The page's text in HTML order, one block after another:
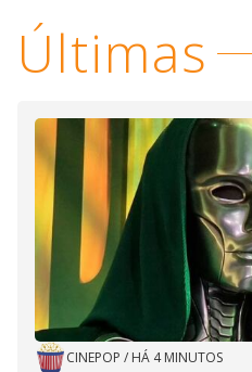
i
d
e
o
Últimas
CINEPOP / HÁ 4 MINUTOS